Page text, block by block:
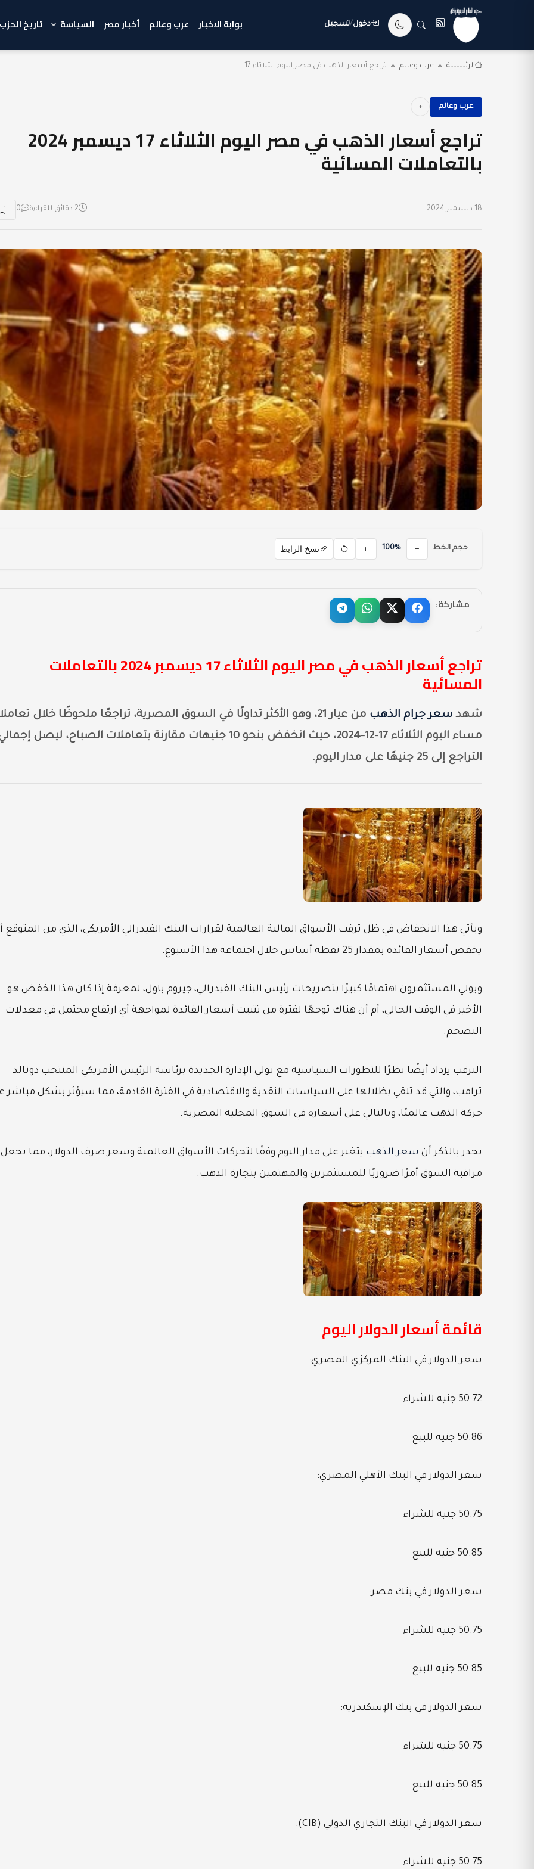
دخول/تسجيل بوابة الاخبار عرب وعالم أخبار مصر السياسة تاريخ الحزب
الرئيسية عرب وعالم تراجع أسعار الذهب في مصر اليوم الثلاثاء 17...
عرب وعالم
تراجع أسعار الذهب في مصر اليوم الثلاثاء 17 ديسمبر 2024
بالتعاملات المسائية
18 ديسمبر 2024 2 دقائق للقراءة 0
حجم الخط 100% نسخ الرابط
مشاركة:
تراجع أسعار الذهب في مصر اليوم الثلاثاء 17 ديسمبر 2024 بالتعاملات
المسائية
شهد سعر جرام الذهب
من عيار 21، وهو الأكثر تداولًا في السوق المصرية، تراجعًا ملحوظًا خلال
مساء اليوم الثلاثاء 17-12-2024، حيث انخفض بنحو 10 جنيهات مقارنة بتعاملات الصباح، ليصل
التراجع إلى 25 جنيهًا على مدار اليوم.
ويأتي هذا الانخفاض في ظل ترقب الأسواق المالية العالمية لقرارات البنك الفيدرالي الأمريكي، الذي من المتوقع
يخفض أسعار الفائدة بمقدار 25 نقطة أساس خلال اجتماعه هذا الأسبوع.
ويولي المستثمرون اهتمامًا كبيرًا بتصريحات رئيس البنك الفيدرالي، جيروم باول، لمعرفة إذا كان هذا الخفض هو
الأخير في الوقت الحالي، أم أن هناك توجهًا لفترة من تثبيت أسعار الفائدة لمواجهة أي ارتفاع محتمل في معدلات
التضخم.
الترقب يزداد أيضًا نظرًا للتطورات السياسية مع تولي الإدارة الجديدة برئاسة الرئيس الأمريكي المنتخب دونالد
ترامب، والتي قد تلقي بظلالها على السياسات النقدية والاقتصادية في الفترة القادمة، مما سيؤثر بشكل مباشر
حركة الذهب عالميًا، وبالتالي على أسعاره في السوق المحلية المصرية.
يجدر بالذكر أن سعر الذهب يتغير على مدار اليوم وفقًا لتحركات الأسواق العالمية وسعر صرف الدولار، مما يجعل
مراقبة السوق أمرًا ضروريًا للمستثمرين والمهتمين بتجارة الذهب.
قائمة أسعار الدولار اليوم
سعر الدولار في البنك المركزي المصري:
50.72 جنيه للشراء
50.86 جنيه للبيع
سعر الدولار في البنك الأهلي المصري:
50.75 جنيه للشراء
50.85 جنيه للبيع
سعر الدولار في بنك مصر:
50.75 جنيه للشراء
50.85 جنيه للبيع
سعر الدولار في بنك الإسكندرية:
50.75 جنيه للشراء
50.85 جنيه للبيع
سعر الدولار في البنك التجاري الدولي (CIB):
50.75 جنيه للشراء